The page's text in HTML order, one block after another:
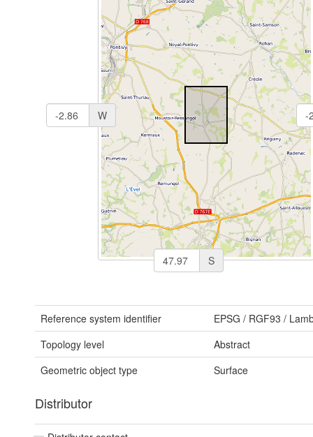
S
W
Reference system identifier EPSG / RGF93 /
Topology level
Abstract
Geometric object type
Surface
Distributor